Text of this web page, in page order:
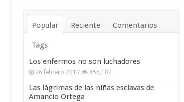
Popular Reciente Comentarios
Tags
Los enfermos no son luchadores
26 febrero 2017 855,182
Las lágrimas de las niñas esclavas de
Amancio Ortega